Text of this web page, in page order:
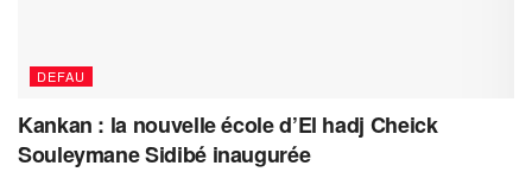
DEFAU
Kankan : la nouvelle école d’El hadj Cheick
Souleymane Sidibé inaugurée